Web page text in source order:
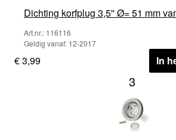
Dichting korfplug 3,5'' Ø= 51 mm
Art.nr.: 116116
Geldig vanaf: 12-2017
€ 3,99 In
3